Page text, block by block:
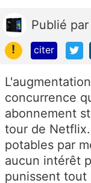
Publié par
!
citer
concurrence
abonnement
tour de
potables par
aucun intérêt
punissent tout